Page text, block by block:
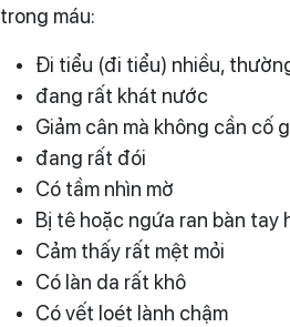
trong máu:
Đi tiểu (đi tiểu) nhiều,
đang rất khát nước
Giảm cân mà không cần cố
đang rất đói
Có tầm nhìn mờ
Bị tê hoặc ngứa ran bàn tay
Cảm thấy rất mệt mỏi
Có làn da rất khô
Có vết loét lành chậm